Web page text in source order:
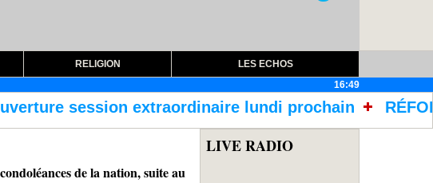
RELIGION
LES ECHOS
16:49
lundi prochain RÉFORME DES
de la nation, suite au
LIVE RADIO